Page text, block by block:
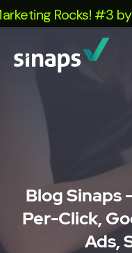
Rocks! #3 by
Blog Sinaps
Per-Click,
Ads,